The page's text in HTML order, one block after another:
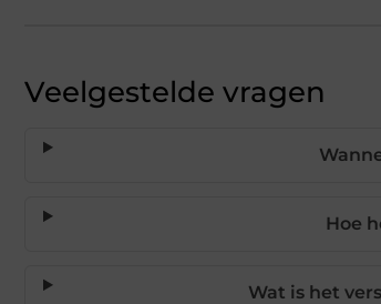
Veelgestelde vragen
Hoe
Wat is het